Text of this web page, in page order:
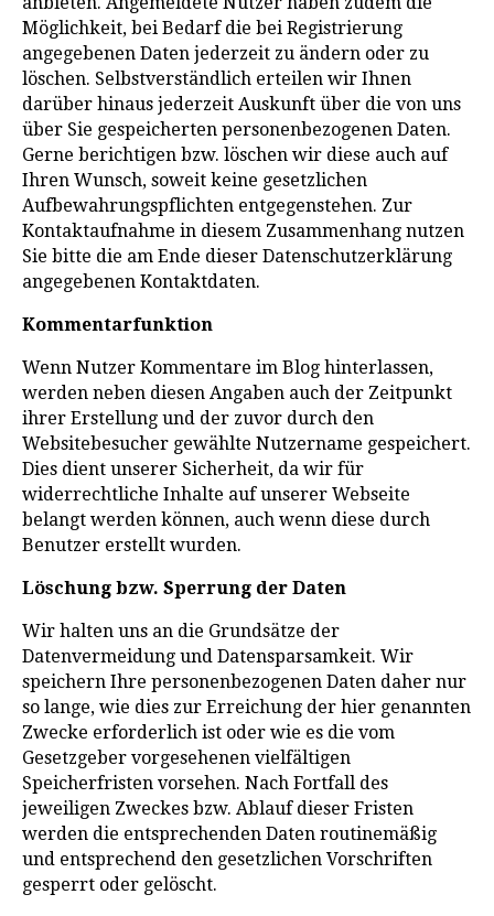
Möglichkeit, bei Bedarf die bei Registrierung
angegebenen Daten jederzeit zu ändern oder zu
löschen. Selbstverständlich erteilen wir Ihnen
darüber hinaus jederzeit Auskunft über die von uns
über Sie gespeicherten personenbezogenen Daten.
Gerne berichtigen bzw. löschen wir diese auch auf
Ihren Wunsch, soweit keine gesetzlichen
Aufbewahrungspflichten entgegenstehen. Zur
Kontaktaufnahme in diesem Zusammenhang nutzen
Sie bitte die am Ende dieser Datenschutzerklärung
angegebenen Kontaktdaten.
Kommentarfunktion
Wenn Nutzer Kommentare im Blog hinterlassen,
werden neben diesen Angaben auch der Zeitpunkt
ihrer Erstellung und der zuvor durch den
Websitebesucher gewählte Nutzername gespeichert.
Dies dient unserer Sicherheit, da wir für
widerrechtliche Inhalte auf unserer Webseite
belangt werden können, auch wenn diese durch
Benutzer erstellt wurden.
Löschung bzw. Sperrung der Daten
Wir halten uns an die Grundsätze der
Datenvermeidung und Datensparsamkeit. Wir
speichern Ihre personenbezogenen Daten daher nur
so lange, wie dies zur Erreichung der hier genannten
Zwecke erforderlich ist oder wie es die vom
Gesetzgeber vorgesehenen vielfältigen
Speicherfristen vorsehen. Nach Fortfall des
jeweiligen Zweckes bzw. Ablauf dieser Fristen
werden die entsprechenden Daten routinemäßig
und entsprechend den gesetzlichen Vorschriften
gesperrt oder gelöscht.